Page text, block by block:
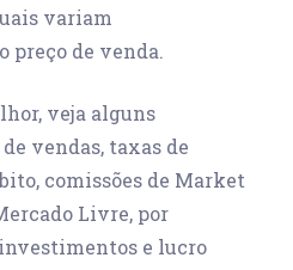
variam
preço de venda.
veja alguns
vendas, taxas de
comissões de Market
Livre, por
e lucro